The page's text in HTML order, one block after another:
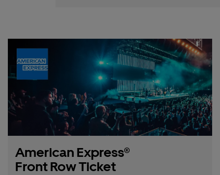
American Express®
Front Row Ticket